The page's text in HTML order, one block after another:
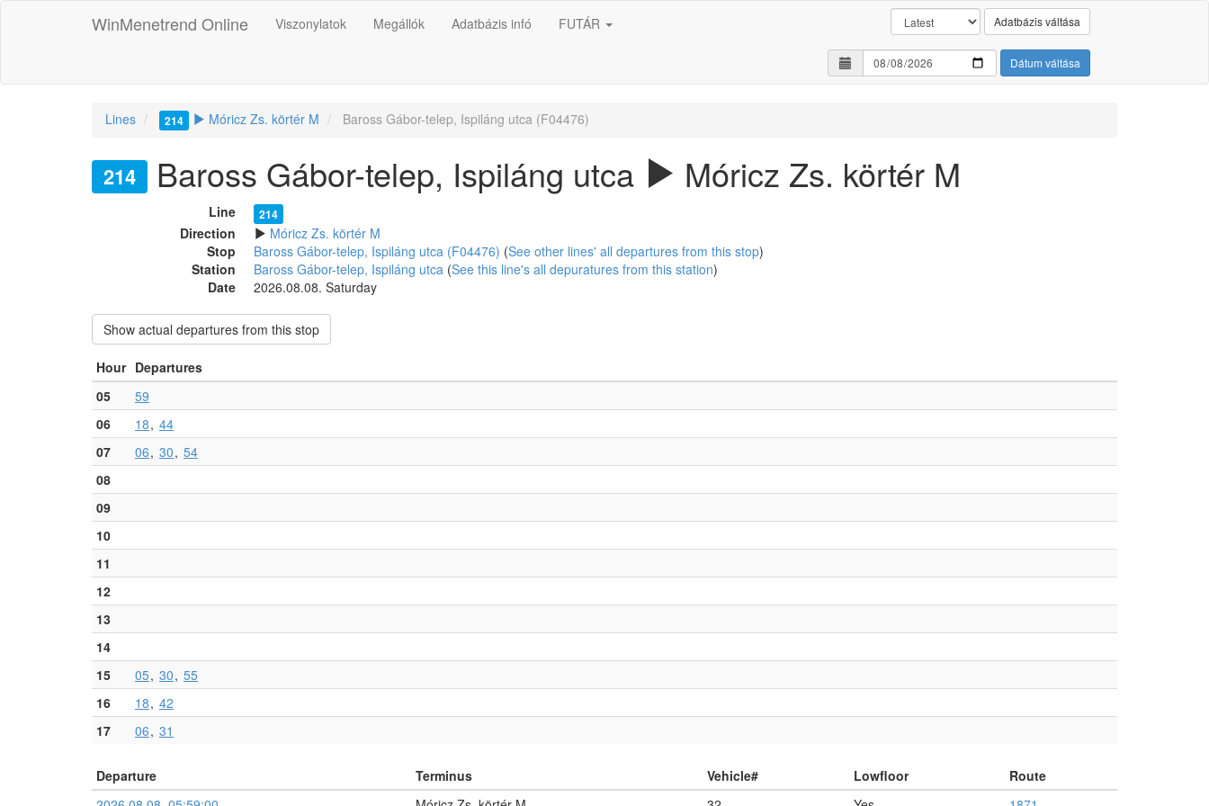
WinMenetrend Online Viszonylatok Megállók Adatbázis infó FUTÁR Adatbázis váltása
Dátum váltása
Lines 214 Móricz Zs. körtér M Baross Gábor-telep, Ispiláng utca (F04476)
214 Baross Gábor-telep, Ispiláng utca Móricz Zs. körtér M
Line 214
Direction
Móricz Zs. körtér M
Stop
Baross Gábor-telep, Ispiláng utca (F04476) (See other lines' all departures from this stop)
Station
Baross Gábor-telep, Ispiláng utca (See this line's all depuratures from this station)
Date
2026.08.08. Saturday
Show actual departures from this stop
Hour Departures
05
59
06
18 44
07
06 30 54
08
09
10
11
12
13
14
15
05 30 55
16
18 42
17
06 31
Departure Terminus Vehicle# Lowfloor
Route